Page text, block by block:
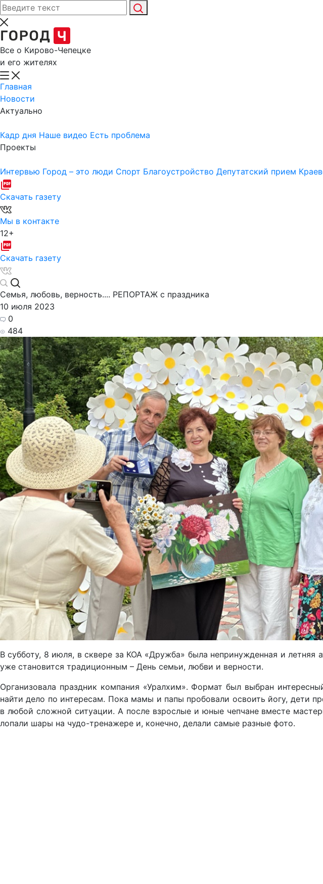
Все о Кирово-Чепецке
и его жителях
Главная
Новости
Актуально
Кадр дня Наше видео Есть проблема
Проекты
Интервью Город – это люди Спорт Благоустройство Депутатский прием
Скачать газету
Мы в контакте
12+
Скачать газету
Семья, любовь, верность.... РЕПОРТАЖ с праздника
10 июля 2023
0
484
В субботу, 8 июля, в сквере за КОА «Дружба» была непринужденная и
уже становится традиционным – День семьи, любви и верности.
Организовала праздник компания «Уралхим». Формат был выбран
найти дело по интересам. Пока мамы и папы пробовали освоить йогу, дети
в любой сложной ситуации. А после взрослые и юные чепчане вместе
лопали шары на чудо-тренажере и, конечно, делали самые разные фото.